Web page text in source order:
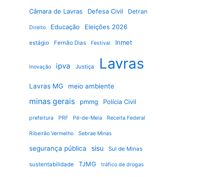
Câmara de Lavras Defesa Civil Detran
Direito Educação Eleições 2026
estágio Fernão Dias Festival Inmet
Inovação ipva Justiça Lavras
Lavras MG meio ambiente
minas gerais pmmg Polícia Civil
prefeitura PRF Pé-de-Meia Receita Federal
Ribeirão Vermelho Sebrae Minas
segurança pública sisu Sul de Minas
sustentabilidade TJMG tráfico de drogas